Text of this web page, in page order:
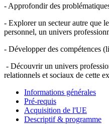
- Approfondir des
- Explorer un secteur autre que
personnel, un univers
- Développer des compétences
- Découvrir un univers
relationnels et sociaux de cette
Informations générales
Pré-requis
Acquisition de l'UE
Descriptif & programme